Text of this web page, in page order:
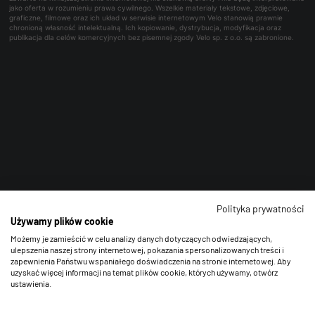
jako oferta w rozumieniu prawa cywilnego. Wszelkie materiały tekstowe, zdjęciowe,
graficzne, filmowe oraz ich układ w serwisie internetowym Velo stanowią prawnie
chronioną własność intelektualną. Ich kopiowanie, dystrybucja, modyfikacja oraz
publikacja dla celów komercyjnych bez pisemnej zgody Velo sp. z o.o. są zabronione.
Polityka prywatności
Używamy plików cookie
Możemy je zamieścić w celu analizy danych dotyczących odwiedzających,
ulepszenia naszej strony internetowej, pokazania spersonalizowanych treści i
zapewnienia Państwu wspaniałego doświadczenia na stronie internetowej. Aby
uzyskać więcej informacji na temat plików cookie, których używamy, otwórz
ustawienia.